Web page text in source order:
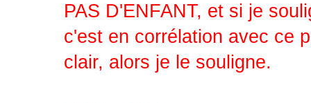
PAS D'ENFANT, et si je
c'est en corrélation avec ce
clair, alors je le souligne.